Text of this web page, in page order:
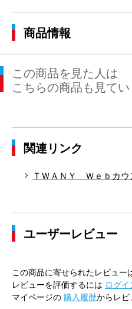
商品情報
この商品を見た人は
こちらの商品も見てい
関連リンク
ＴＷＡＮＹ Ｗｅｂカウ
ユーザーレビュー
この商品に寄せられたレビュー
レビューを評価するには ログイ
マイページの 購入履歴からレビ